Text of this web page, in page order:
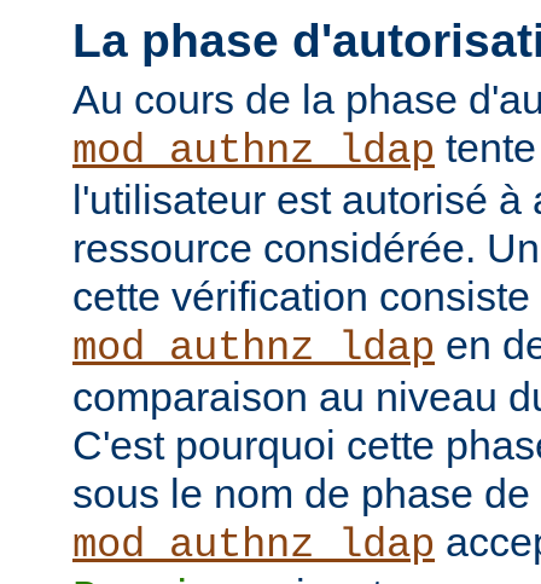
La phase
Au cours de la phase
mod_authnz_ldap
l'utilisateur est autorisé à
ressource considérée.
cette vérification consiste
mod_authnz_ldap en
comparaison au niveau
C'est pourquoi cette
sous le nom de phase
mod_authnz_ldap